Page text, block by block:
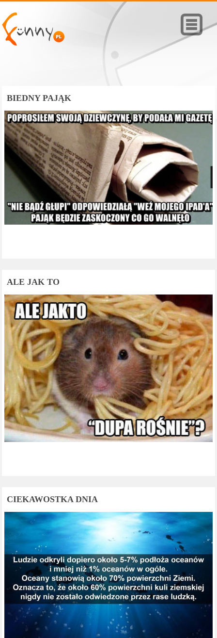
BIEDNY PAJĄK
ALE JAK TO
CIEKAWOSTKA DNIA